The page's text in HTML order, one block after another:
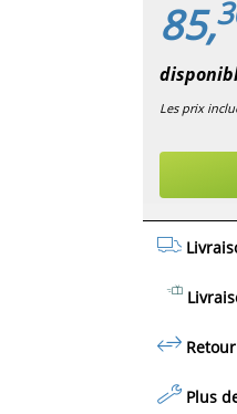
85,
Les prix
Plus